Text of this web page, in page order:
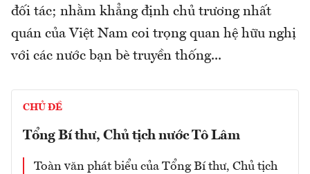
đối tác; nhằm khẳng định chủ trương nhất
quán của Việt Nam coi trọng quan hệ hữu nghị
với các nước bạn bè truyền thống...
CHỦ ĐỀ
Tổng Bí thư, Chủ tịch nước Tô Lâm
Toàn văn phát biểu của Tổng Bí thư, Chủ tịch